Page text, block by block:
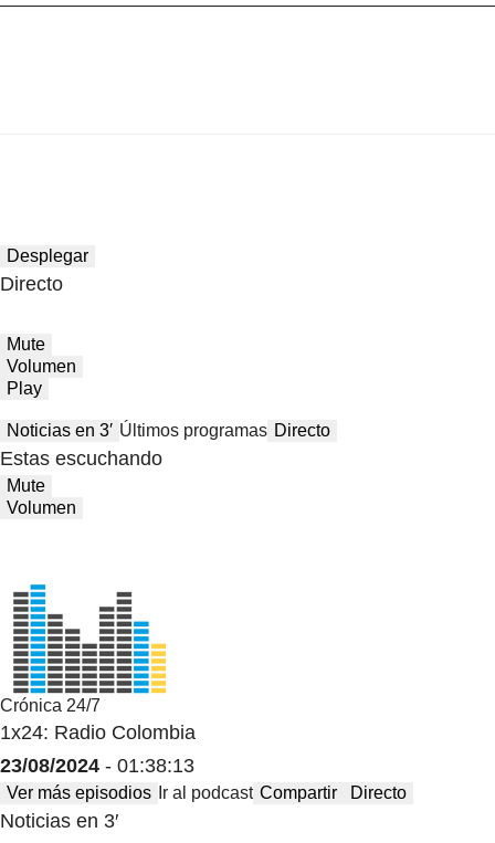
Desplegar
Directo
Mute
Volumen
Play
Noticias en 3′ Últimos programas Directo
Estas escuchando
Mute
Volumen
Crónica 24/7
1x24: Radio Colombia
23/08/2024 - 01:38:13
Ver más episodios Ir al podcast Compartir Directo
Noticias en 3′